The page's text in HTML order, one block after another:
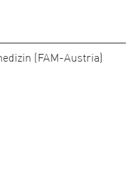
(FAM-Austria)